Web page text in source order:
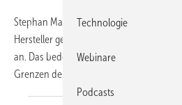
Stephan Mayer: Die Anlagen werden
Hersteller gehen bei den Nabenhöhen
an. Das bedeutet, dass wir bei Beton-
Grenzen der bisherigen Konzepte
Technologie
Webinare
Podcasts